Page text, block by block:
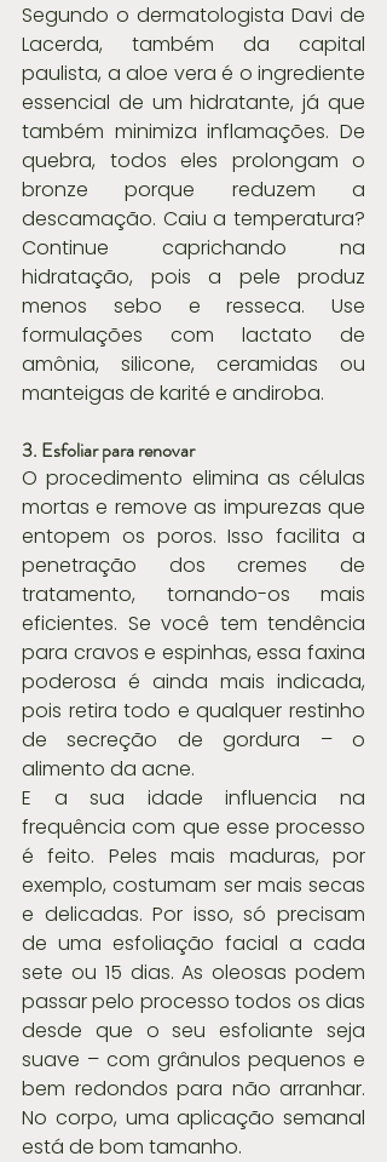
Segundo o dermatologista Davi de
Lacerda, também da capital
paulista, a aloe vera é o ingrediente
essencial de um hidratante, já que
também minimiza inflamações. De
quebra, todos eles prolongam o
bronze porque reduzem a
descamação. Caiu a temperatura?
Continue caprichando na
hidratação, pois a pele produz
menos sebo e resseca. Use
formulações com lactato de
amônia, silicone, ceramidas ou
manteigas de karité e andiroba.
3. Esfoliar para renovar
O procedimento elimina as células
mortas e remove as impurezas que
entopem os poros. Isso facilita a
penetração dos cremes de
tratamento, tornando-os mais
eficientes. Se você tem tendência
para cravos e espinhas, essa faxina
poderosa é ainda mais indicada,
pois retira todo e qualquer restinho
de secreção de gordura – o
alimento da acne.
E a sua idade influencia na
frequência com que esse processo
é feito. Peles mais maduras, por
exemplo, costumam ser mais secas
e delicadas. Por isso, só precisam
de uma esfoliação facial a cada
sete ou 15 dias. As oleosas podem
passar pelo processo todos os dias
desde que o seu esfoliante seja
suave – com grânulos pequenos e
bem redondos para não arranhar.
No corpo, uma aplicação semanal
está de bom tamanho.